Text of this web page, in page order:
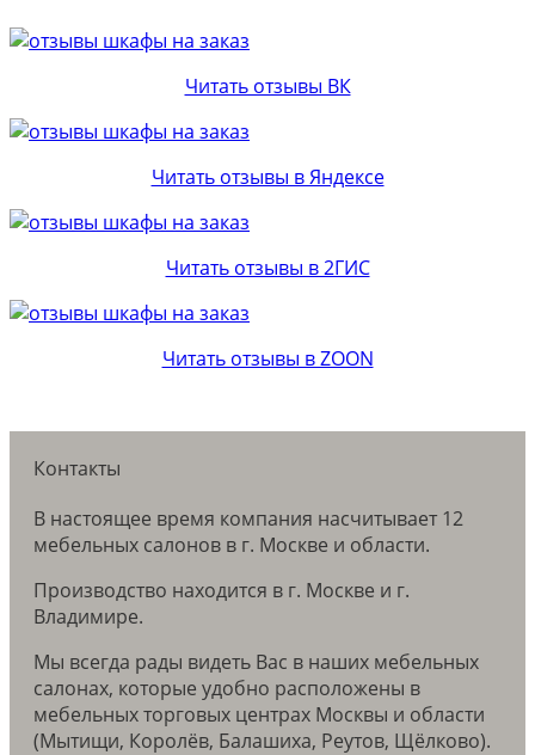
Читать отзывы ВК
Читать отзывы в Яндексе
Читать отзывы в 2ГИС
Читать отзывы в ZOON
Контакты
В настоящее время компания насчитывает 12
мебельных салонов в г. Москве и области.
Производство находится в г. Москве и г.
Владимире.
Мы всегда рады видеть Вас в наших мебельных
салонах, которые удобно расположены в
мебельных торговых центрах Москвы и области
(Мытищи, Королёв, Балашиха, Реутов, Щёлково).